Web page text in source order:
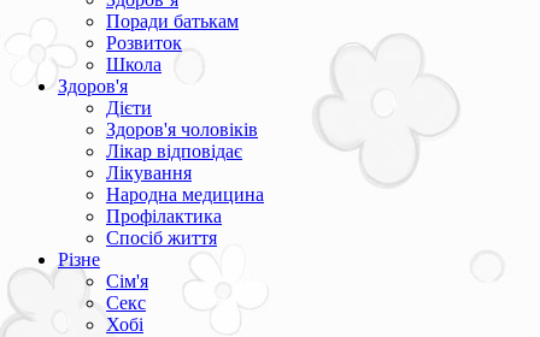
Поради батькам
Розвиток
Школа
Здоров'я
Дієти
Здоров'я чоловіків
Лікар відповідає
Лікування
Народна медицина
Профілактика
Спосіб життя
Різне
Сім'я
Секс
Хобі